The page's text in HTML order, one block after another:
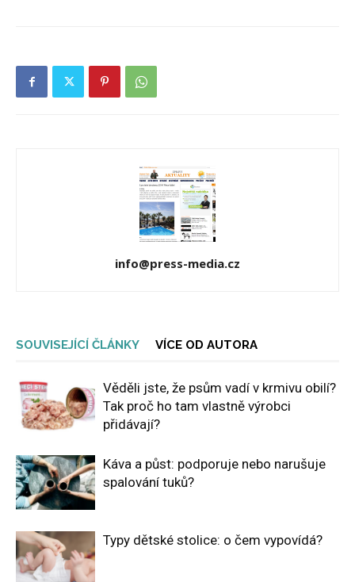
info@press-media.cz
SOUVISEJÍCÍ ČLÁNKY VÍCE OD AUTORA
Věděli jste, že psům vadí v krmivu obilí?
Tak proč ho tam vlastně výrobci
přidávají?
Káva a půst: podporuje nebo narušuje
spalování tuků?
Typy dětské stolice: o čem vypovídá?